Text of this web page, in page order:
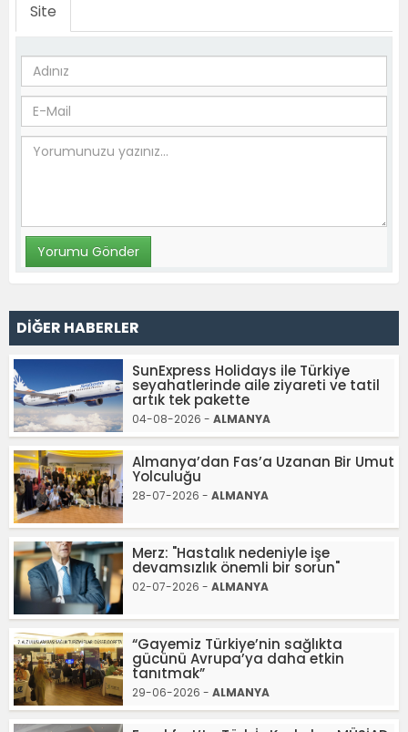
Site
DİĞER HABERLER
SunExpress Holidays ile Türkiye
seyahatlerinde aile ziyareti ve tatil
artık tek pakette
04-08-2026 - ALMANYA
Almanya’dan Fas’a Uzanan Bir Umut
Yolculuğu
28-07-2026 - ALMANYA
Merz: "Hastalık nedeniyle işe
devamsızlık önemli bir sorun"
02-07-2026 - ALMANYA
“Gayemiz Türkiye’nin sağlıkta
gücünü Avrupa’ya daha etkin
tanıtmak”
29-06-2026 - ALMANYA